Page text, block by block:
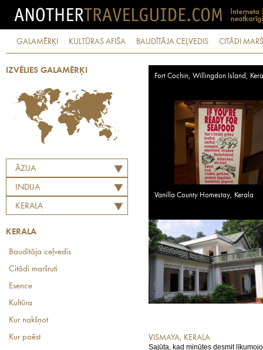
GALAMĒRĶI KULTŪRAS AFIŠA BAUDĪTĀJA CEĻVEDIS CITĀDI
IZVĒLIES GALAMĒRĶI
ĀZIJA
INDIJA
KERALA
KERALA
Baudītāja ceļvedis
Citādi maršruti
Esence
Kultūra
Kur nakšņot
Kur paēst
Fort Cochin, Willingdon Island,
Vanilla County Homestay, Kerala
VISMAYA, KERALA
Sajūta, kad minūtes desmit